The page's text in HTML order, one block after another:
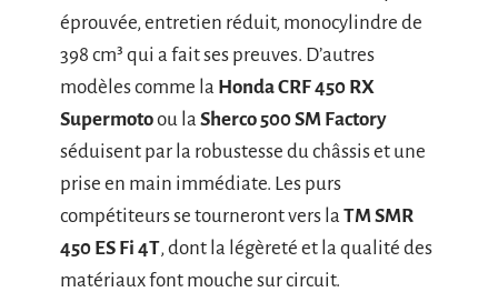
éprouvée, entretien réduit, monocylindre de
398 cm³ qui a fait ses preuves. D’autres
modèles comme la Honda CRF 450 RX
Supermotoou la Sherco 500 SM Factory
séduisent par la robustesse du châssis et une
prise en main immédiate. Les purs
compétiteurs se tourneront vers la TM SMR
450 ES Fi 4T, dont la légèreté et la qualité des
matériaux font mouche sur circuit.